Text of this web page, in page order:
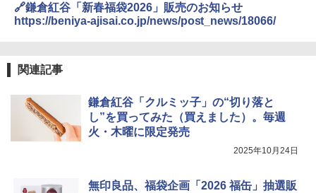
🔗鎌倉紅谷「新春福袋2026」販売のお知らせ
https://beniya-ajisai.co.jp/news/post_news/18066/
関連記事
鎌倉紅谷「クルミッ子」の“切り落と
し”を買ってみた（買えました）。毎週
火・木曜に限定発売
2025年10月24日
無印良品、福袋企画「2026 福缶」抽選販